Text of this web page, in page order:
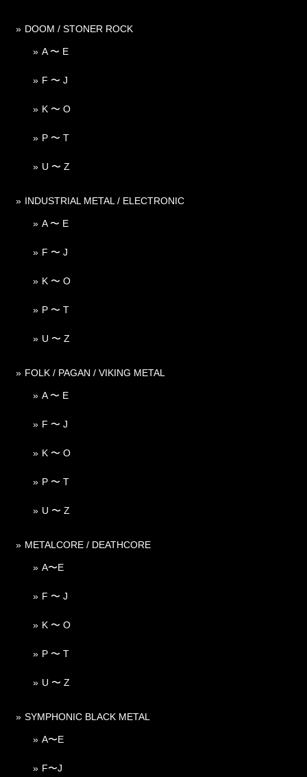
DOOM / STONER ROCK
A 〜 E
F 〜 J
K 〜 O
P 〜 T
U 〜 Z
INDUSTRIAL METAL / ELECTRONIC
A 〜 E
F 〜 J
K 〜 O
P 〜 T
U 〜 Z
FOLK / PAGAN / VIKING METAL
A 〜 E
F 〜 J
K 〜 O
P 〜 T
U 〜 Z
METALCORE / DEATHCORE
A〜E
F 〜 J
K 〜 O
P 〜 T
U 〜 Z
SYMPHONIC BLACK METAL
A〜E
F〜J